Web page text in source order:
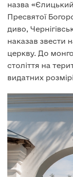
назва
Пресвятої
диво,
наказав звести
церкву. До
століття на
видатних